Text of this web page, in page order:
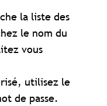
la liste des
le nom du
vous
utilisez le
de passe.